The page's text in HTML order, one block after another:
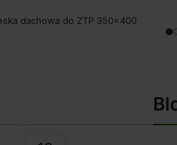
dachowa do ZTP 350×400